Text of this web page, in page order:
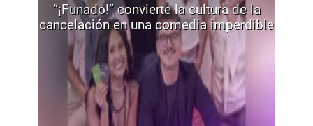
“¡Funado!” convierte la cultura de la
cancelación en una comedia imperdible